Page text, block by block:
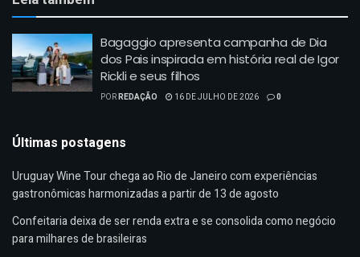
Bagaggio apresenta campanha de Dia
dos Pais inspirada em história real de Igor
Rickli e seus filhos
PORREDAÇÃO 16 DE JULHO DE 2026 0
Últimas postagens
Uruguay Wine Tour chega ao Rio de Janeiro com experiências
gastronômicas harmonizadas a partir de 13 de agosto
Confeitaria deixa de ser renda extra e se consolida como negócio
para milhares de brasileiras